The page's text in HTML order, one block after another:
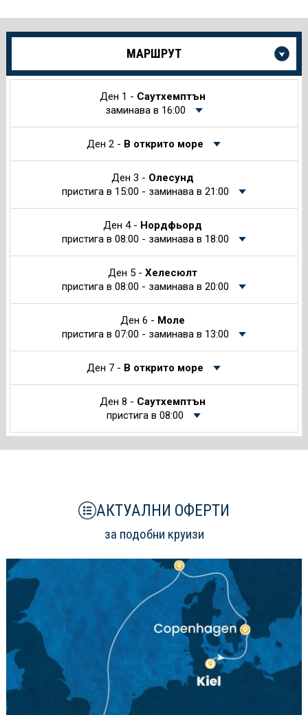
Още
за
МАРШРУТ
Ден 1 - Саутхемптън
заминава в 16:00
Ден 2 - В открито море
Ден 3 - Олесунд
пристига в 15:00 - заминава в 21:00
Ден 4 - Нордфьорд
пристига в 08:00 - заминава в 18:00
Ден 5 - Хелесюлт
пристига в 08:00 - заминава в 20:00
Ден 6 - Молe
пристига в 07:00 - заминава в 13:00
Ден 7 - В открито море
Ден 8 - Саутхемптън
пристига в 08:00
АКТУАЛНИ ОФЕРТИ
за подобни круизи